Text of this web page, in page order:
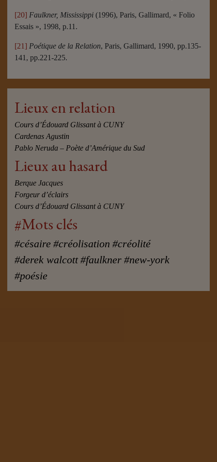
[20] Faulkner, Mississippi (1996), Paris, Gallimard, « Folio
Essais », 1998, p.11.
[21] Poétique de la Relation, Paris, Gallimard, 1990, pp.135-
141, pp.221-225.
Lieux en relation
Cours d’Édouard Glissant à CUNY
Cardenas Agustin
Pablo Neruda – Poète d’Amérique du Sud
Lieux au hasard
Berque Jacques
Forgeur d’éclairs
Cours d’Édouard Glissant à CUNY
#Mots clés
#césaire #créolisation #créolité
#derek walcott #faulkner #new-york
#poésie